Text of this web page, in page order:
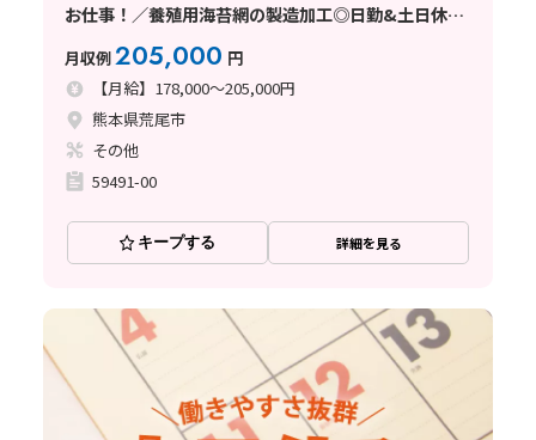
お仕事！／養殖用海苔網の製造加工◎日勤&土日休み
月収例205,000 円
【月給】178,000～205,000円
熊本県荒尾市
その他
59491-00
キープする 詳細を見る